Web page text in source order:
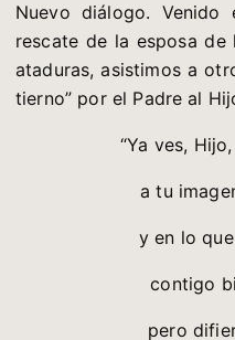
Nuevo diálogo.
rescate de la esposa
ataduras, asistimos a
tierno” por el Padre al
“Ya ves,
a tu
y en lo
contigo
pero